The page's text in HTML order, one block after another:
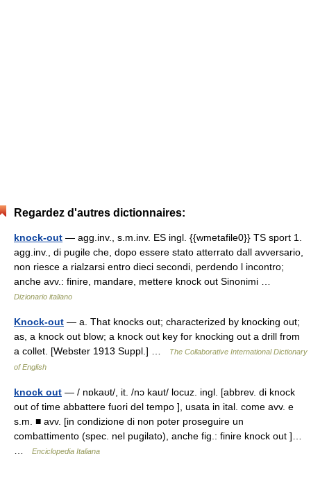
Regardez d'autres dictionnaires:
knock-out — agg.inv., s.m.inv. ES ingl. {{wmetafile0}} TS sport 1.
agg.inv., di pugile che, dopo essere stato atterrato dall avversario,
non riesce a rialzarsi entro dieci secondi, perdendo l incontro;
anche avv.: finire, mandare, mettere knock out Sinonimi …
Dizionario italiano
Knock-out — a. That knocks out; characterized by knocking out;
as, a knock out blow; a knock out key for knocking out a drill from
a collet. [Webster 1913 Suppl.] …
The Collaborative International Dictionary
of English
knock out — / nɒkaʊt/, it. /nɔ kaut/ locuz. ingl. [abbrev. di knock
out of time abbattere fuori del tempo ], usata in ital. come avv. e
s.m. ■ avv. [in condizione di non poter proseguire un
combattimento (spec. nel pugilato), anche fig.: finire knock out ]…
…
Enciclopedia Italiana